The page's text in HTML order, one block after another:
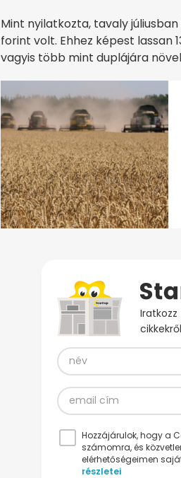
Mint nyilatkozta, tavaly
forint volt. Ehhez képest lassan
vagyis több mint duplájára
Hozzájárulok, hogy a
számomra, és
elérhetőségeimen
részletei